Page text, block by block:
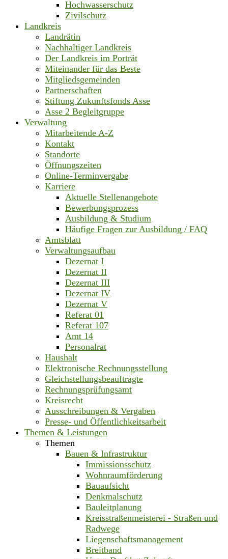
Hochwasserschutz
Zivilschutz
Landkreis
Landrätin
Nachhaltiger Landkreis
Der Landkreis im Porträt
Miteinander für das Beste
Mitgliedsgemeinden
Partnerschaften
Stiftung Zukunftsfonds Asse
Asse 2 Begleitgruppe
Verwaltung
Mitarbeitende A-Z
Kontakt
Standorte
Öffnungszeiten
Online-Terminvergabe
Karriere
Aktuelle Stellenangebote
Bewerbungsprozess
Ausbildung & Studium
Häufige Fragen zur Ausbildung / FAQ
Amtsblatt
Verwaltungsaufbau
Dezernat I
Dezernat II
Dezernat III
Dezernat IV
Dezernat V
Referat 01
Referat 107
Amt 14
Personalrat
Haushalt
Elektronische Rechnungsstellung
Gleichstellungsbeauftragte
Rechnungsprüfungsamt
Kreisrecht
Ausschreibungen & Vergaben
Presse- und Öffentlichkeitsarbeit
Themen & Leistungen
Themen
Bauen & Infrastruktur
Immissionsschutz
Wohnraumförderung
Bauaufsicht
Denkmalschutz
Bauleitplanung
Kreisstraßenmeisterei - Straßen und
Radwege
Liegenschaftsmanagement
Breitband